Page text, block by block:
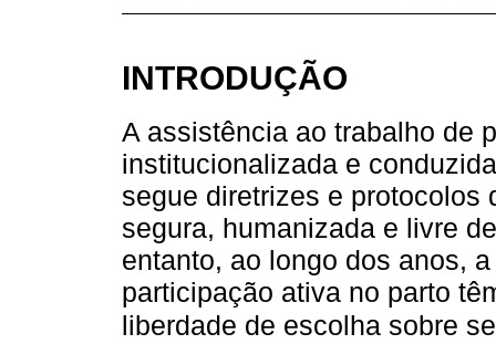
INTRODUÇÃO
A assistência ao trabalho de
institucionalizada e
segue diretrizes e protocolos
segura, humanizada e livre
entanto, ao longo dos anos,
participação ativa no parto
liberdade de escolha sobre